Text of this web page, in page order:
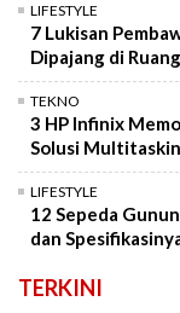
LIFESTYLE
7 Lukisan
Dipajang di
TEKNO
3 HP Infinix
Solusi
LIFESTYLE
12 Sepeda
dan
TERKINI